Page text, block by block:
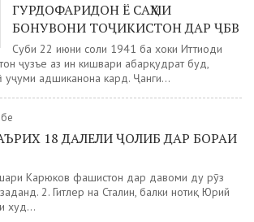
ГУРДОФАРИДОН Ё САҲМИ
БОНУВОНИ ТОҶИКИСТОН ДАР ҶБВ
Субҳи 22 июни соли 1941 ба хоки Иттиҳоди
ҷузъе аз ин кишвари абарқудрат буд,
аҳдшиканона кард. Ҷанги...
18 ДАЛЕЛИ ҶОЛИБ ДАР БОРАИ
Карюков фашистон дар давоми ду рӯз
2. Гитлер на Сталин, балки нотиқ Юрий
худ...